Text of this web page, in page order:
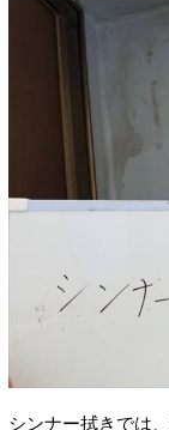
シンナー拭きでは